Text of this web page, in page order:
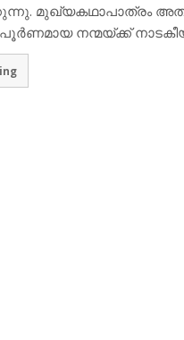
മുഖ്യകഥാപാത്രം
പൂര്‍ണമായ നന്മയ്ക്ക്